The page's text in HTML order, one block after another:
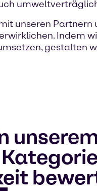
unseren
Indem
gestalten